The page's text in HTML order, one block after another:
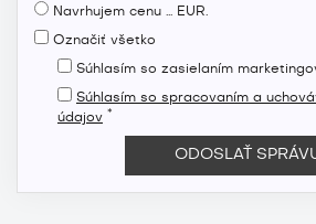
Navrhujem cenu ... EUR.
Označiť všetko
Súhlasím so zasielaním
Súhlasím so spracovaním a
údajov *